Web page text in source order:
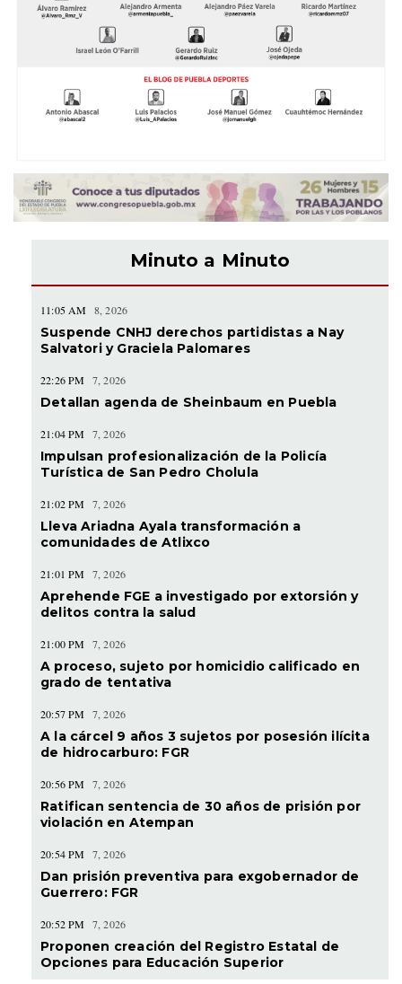
Minuto a Minuto
11:05 AM 8, 2026
Suspende CNHJ derechos partidistas a Nay
Salvatori y Graciela Palomares
22:26 PM 7, 2026
Detallan agenda de Sheinbaum en Puebla
21:04 PM 7, 2026
Impulsan profesionalización de la Policía
Turística de San Pedro Cholula
21:02 PM 7, 2026
Lleva Ariadna Ayala transformación a
comunidades de Atlixco
21:01 PM 7, 2026
Aprehende FGE a investigado por extorsión y
delitos contra la salud
21:00 PM 7, 2026
A proceso, sujeto por homicidio calificado en
grado de tentativa
20:57 PM 7, 2026
A la cárcel 9 años 3 sujetos por posesión ilícita
de hidrocarburo: FGR
20:56 PM 7, 2026
Ratifican sentencia de 30 años de prisión por
violación en Atempan
20:54 PM 7, 2026
Dan prisión preventiva para exgobernador de
Guerrero: FGR
20:52 PM 7, 2026
Proponen creación del Registro Estatal de
Opciones para Educación Superior